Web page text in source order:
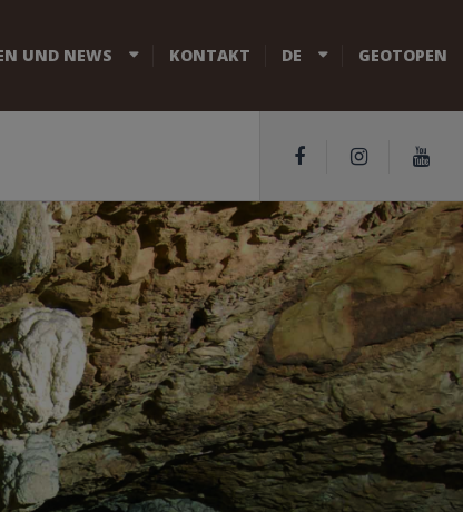
UND NEWS KONTAKT DE GEOTOPEN